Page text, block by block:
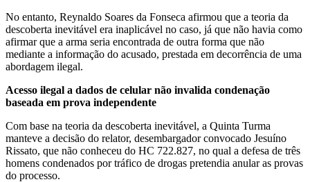
No entanto, Reynaldo Soares da Fonseca afirmou que a teoria da
descoberta inevitável era inaplicável no caso, já que não havia como
afirmar que a arma seria encontrada de outra forma que não
mediante a informação do acusado, prestada em decorrência de uma
abordagem ilegal.
Acesso ilegal a dados de celular não invalida condenação
baseada em prova independente
Com base na teoria da descoberta inevitável, a Quinta Turma
manteve a decisão do relator, desembargador convocado Jesuíno
Rissato, que não conheceu do HC 722.827, no qual a defesa de três
homens condenados por tráfico de drogas pretendia anular as provas
do processo.